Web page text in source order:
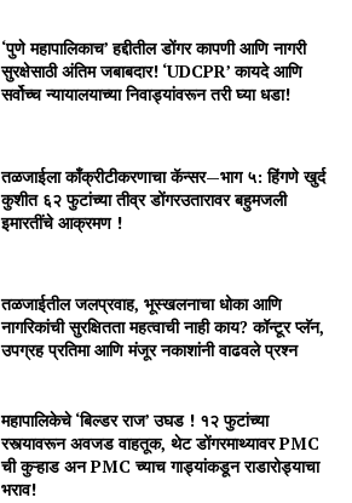
‘पुणे महापालिकाच’ हद्दीतील डोंगर कापणी आणि नागरी
सुरक्षेसाठी अंतिम जबाबदार! ‘UDCPR’ कायदे आणि
सर्वोच्च न्यायालयाच्या निवाड्यांवरून तरी घ्या धडा!
तळजाईला काँक्रीटीकरणाचा कॅन्सर—भाग ५: हिंगणे खुर्द
कुशीत ६२ फुटांच्या तीव्र डोंगरउतारावर बहुमजली
इमारतींचे आक्रमण !
तळजाईतील जलप्रवाह, भूस्खलनाचा धोका आणि
नागरिकांची सुरक्षितता महत्वाची नाही काय? कॉन्टूर प्लॅन,
उपग्रह प्रतिमा आणि मंजूर नकाशांनी वाढवले प्रश्न
महापालिकेचे ‘बिल्डर राज’ उघड ! १२ फुटांच्या
रस्त्यावरून अवजड वाहतूक, थेट डोंगरमाथ्यावर PMC
ची कुऱ्हाड अन PMC च्याच गाड्यांकडून राडारोड्याचा
भराव!